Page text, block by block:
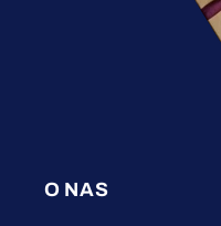
O NAS